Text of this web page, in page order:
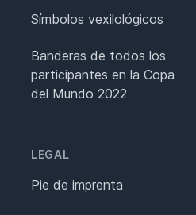
Símbolos vexilológicos
Banderas de todos los
participantes en la Copa
del Mundo 2022
LEGAL
Pie de imprenta